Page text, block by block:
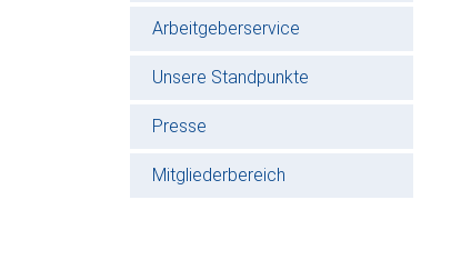
Arbeitgeberservice
Unsere Standpunkte
Presse
Mitgliederbereich